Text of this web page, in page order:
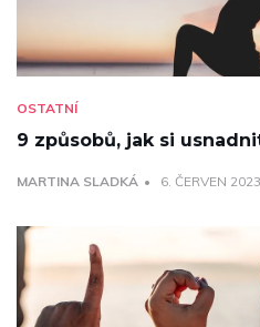
OSTATNÍ
9 způsobů, jak si
MARTINA SLADKÁ 6. ČERVEN 2023